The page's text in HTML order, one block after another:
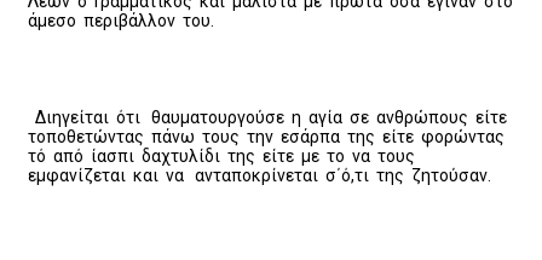
άμεσο περιβάλλον του.
Διηγείται ότι θαυματουργούσε η αγία σε ανθρώπους είτε
τοποθετώντας πάνω τους την εσάρπα της είτε φορώντας
τό από ίασπι δαχτυλίδι της είτε με το να τους
εμφανίζεται και να ανταποκρίνεται σ΄ό,τι της ζητούσαν.